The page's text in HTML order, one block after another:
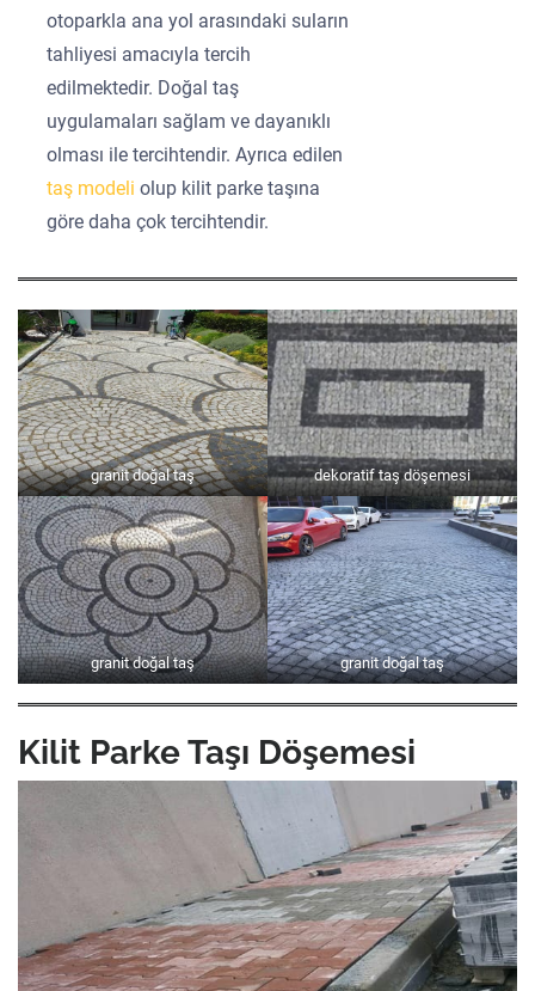
otoparkla ana yol arasındaki suların
tahliyesi amacıyla tercih
edilmektedir. Doğal taş
uygulamaları sağlam ve dayanıklı
olması ile tercihtendir. Ayrıca edilen
taş modeliolup kilit parke taşına
göre daha çok tercihtendir.
granit doğal taş dekoratif taş döşemesi
granit doğal taş granit doğal taş
Kilit Parke Taşı Döşemesi